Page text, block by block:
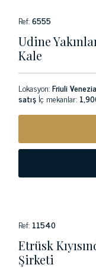
Ref:6555
Udine
Kale
Lokasyon:Friuli
satış İç mekanlar:
Ref: 11540
Etrüsk
Şirketi